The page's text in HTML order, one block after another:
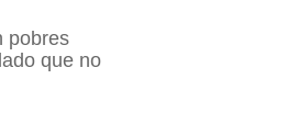
pobres
que no